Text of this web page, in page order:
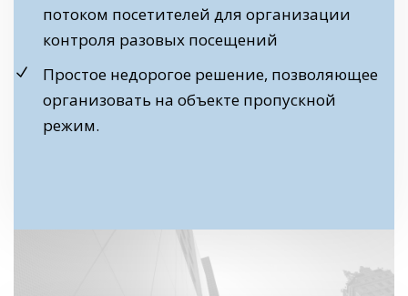
потоком посетителей для организации
контроля разовых посещений
Простое недорогое решение, позволяющее
организовать на объекте пропускной
режим.